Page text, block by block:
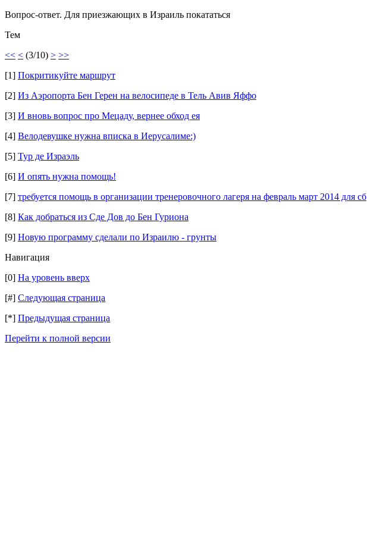
Вопрос-ответ. Для приезжающих в Израиль покататься
Тем
<< < (3/10) > >>
[1] Покритикуйте маршрут
[2] Из Аэропорта Бен Герен на велосипеде в Тель Авив Яффо
[3] И вновь вопрос про Мецаду, вернее обход ея
[4] Велодевушке нужна вписка в Иерусалиме:)
[5] Тур де Израэль
[6] И опять нужна помощь!
[7] требуется помощь в организации тренеровочного лагеря на февраль март 2014 для сб
[8] Как добраться из Сде Дов до Бен Гуриона
[9] Новую программу сделали по Израилю - грунты
Навигация
[0] На уровень вверх
[#] Следующая страница
[*] Предыдущая страница
Перейти к полной версии